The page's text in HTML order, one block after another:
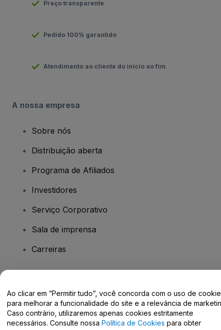
Preço transparente
Pedido 100% garantido
Atendimento ao cliente do início ao fim
A nossa empresa
Sobre nós
Distribuição aberta
Programa de Afiliados
Investidores
Serviço Corporativo
Sala de imprensa
Carreiras
Centro de Ajuda / Fale Conosco
Ao clicar em “Permitir tudo”, você concorda com o uso de
para melhorar a funcionalidade do site e a relevância de
Caso contrário, utilizaremos apenas cookies estritamente
necessários. Consulte nossa Política de Cookies para obter